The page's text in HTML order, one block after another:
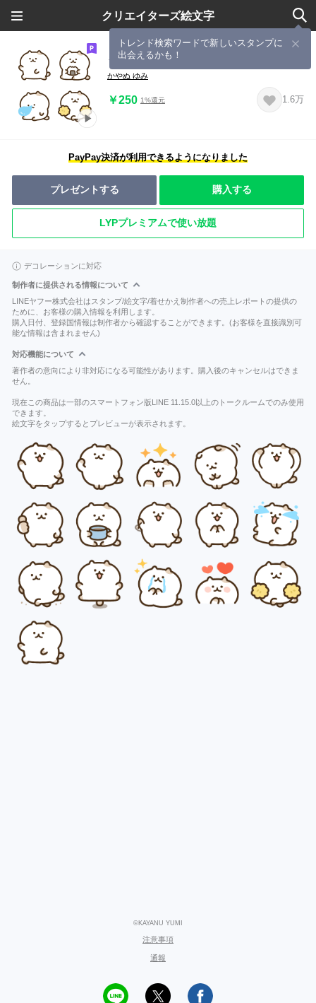
クリエイターズ絵文字
トレンド検索ワードで新しいスタンプに
出会えるかも！
うごく！たのしいねこの絵文字
かやぬ ゆみ
￥250 1%還元 1.6万
PayPay決済が利用できるようになりました
プレゼントする 購入する
LYPプレミアムで使い放題
デコレーションに対応
制作者に提供される情報について
LINEヤフー株式会社はスタンプ/絵文字/着せかえ制作者への売上レポートの提供の
ために、お客様の購入情報を利用します。
購入日付、登録国情報は制作者から確認することができます。(お客様を直接識別可
能な情報は含まれません)
対応機能について
著作者の意向により非対応になる可能性があります。購入後のキャンセルはできま
せん。
現在この商品は一部のスマートフォン版LINE 11.15.0以上のトークルームでのみ使用
できます。
絵文字をタップするとプレビューが表示されます。
©KAYANU YUMI
注意事項
通報